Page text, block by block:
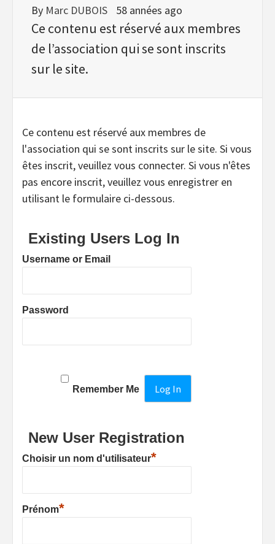
By Marc DUBOIS 58 années ago
Ce contenu est réservé aux membres
de l’association qui se sont inscrits
sur le site.
Ce contenu est réservé aux membres de
l'association qui se sont inscrits sur le site. Si vous
êtes inscrit, veuillez vous connecter. Si vous n'êtes
pas encore inscrit, veuillez vous enregistrer en
utilisant le formulaire ci-dessous.
Existing Users Log In
Username or Email
Password
Remember Me
New User Registration
Choisir un nom d'utilisateur*
Prénom*